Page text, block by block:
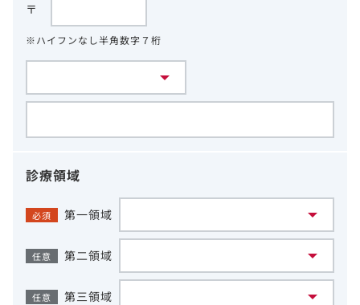
〒
※ハイフンなし半角数字７桁
診療領域
必須 第一領域
任意 第二領域
任意 第三領域